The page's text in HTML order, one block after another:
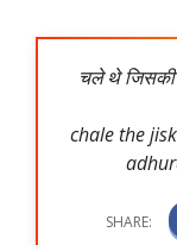
चले थे जिसकी
chale the